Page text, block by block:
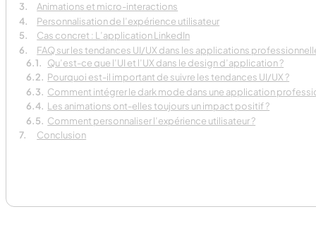
Animations et micro-interactions
Personnalisation de l’expérience utilisateur
Cas concret : L’application LinkedIn
FAQ sur les tendances UI/UX dans les applications
Qu’est-ce que l’UI et l’UX dans le design d’application ?
Pourquoi est-il important de suivre les tendances UI/UX ?
Comment intégrer le dark mode dans une application
Les animations ont-elles toujours un impact positif ?
Comment personnaliser l’expérience utilisateur ?
Conclusion